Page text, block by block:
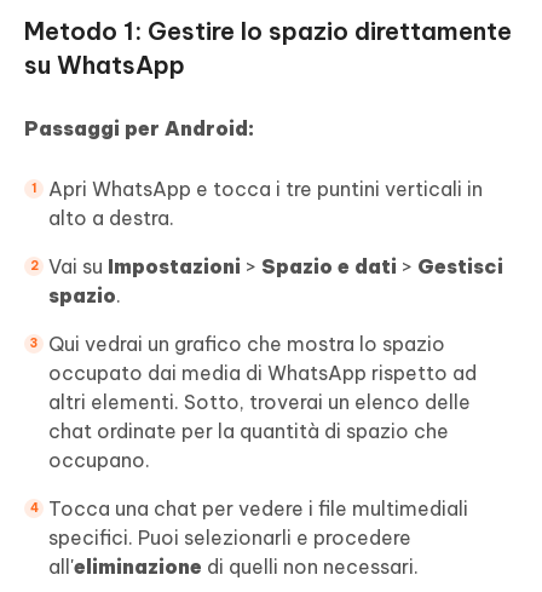
Metodo 1: Gestire lo spazio direttamente
su WhatsApp
Passaggi per Android:
Apri WhatsApp e tocca i tre puntini verticali in
alto a destra.
Vai su Impostazioni > Spazio e dati > Gestisci
spazio.
Qui vedrai un grafico che mostra lo spazio
occupato dai media di WhatsApp rispetto ad
altri elementi. Sotto, troverai un elenco delle
chat ordinate per la quantità di spazio che
occupano.
Tocca una chat per vedere i file multimediali
specifici. Puoi selezionarli e procedere
all'eliminazione di quelli non necessari.